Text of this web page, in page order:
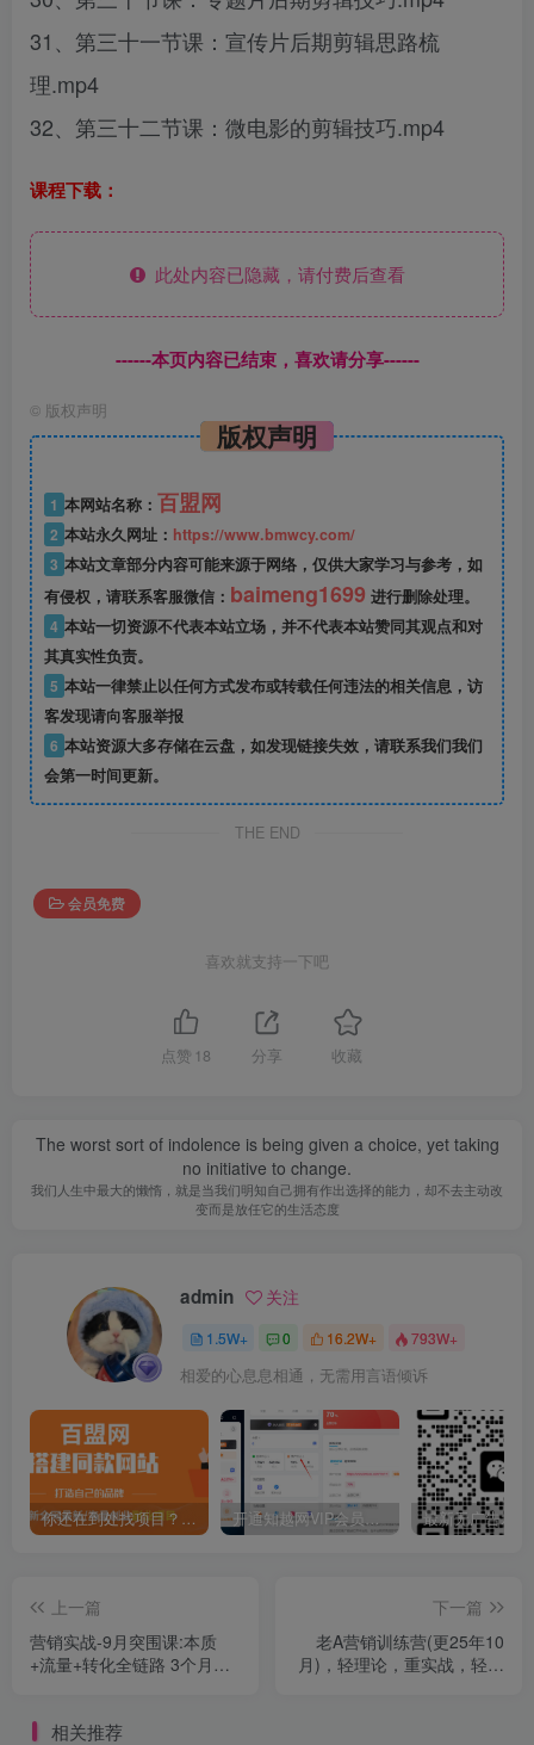
31、第三十一节课：宣传片后期剪辑思路梳
理.mp4
32、第三十二节课：微电影的剪辑技巧.mp4
课程下载：
此处内容已隐藏，请付费后查看
------本页内容已结束，喜欢请分享------
© 版权声明
版权声明
1 本网站名称： 百盟网
2 本站永久网址： https://www.bmwcy.com/
3 本站文章部分内容可能来源于网络，仅供大家学习与参考，如
有侵权，请联系客服微信： baimeng1699 进行删除处理。
4 本站一切资源不代表本站立场，并不代表本站赞同其观点和对
其真实性负责。
5 本站一律禁止以任何方式发布或转载任何违法的相关信息，访
客发现请向客服举报
6 本站资源大多存储在云盘，如发现链接失效，请联系我们我们
会第一时间更新。
THE END
会员免费
喜欢就支持一下吧
点赞 18 分享 收藏
The worst sort of indolence is being given a choice, yet taking
no initiative to change.
我们人生中最大的懒惰，就是当我们明知自己拥有作出选择的能力，却不去主动改
变而是放任它的生活态度
admin 关注
1.5W+ 0 16.2W+ 793W+
相爱的心息息相通，无需用言语倾诉
你还在到处找项目？还在当韭菜？我靠卖项目一个月收入5万+，曾经我也是个失败者。 开通知越网VIP会员，尊享全站资源免费下载，享70%的推广提成！！【限时五折优惠】
上一篇
营销实战-9月突围课:本质
+流量+转化全链路 3个月利
下一篇
老A营销训练营(更25年10
月)，轻理论，重实战，轻概
相关推荐